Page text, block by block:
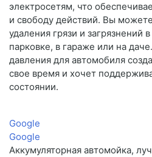
электросетям, что
и свободу действий. Вы
удаления грязи и
парковке, в гараже или на
давления для автомобиля
свое время и хочет
состоянии.
Google
Google
Аккумуляторная автомойка,